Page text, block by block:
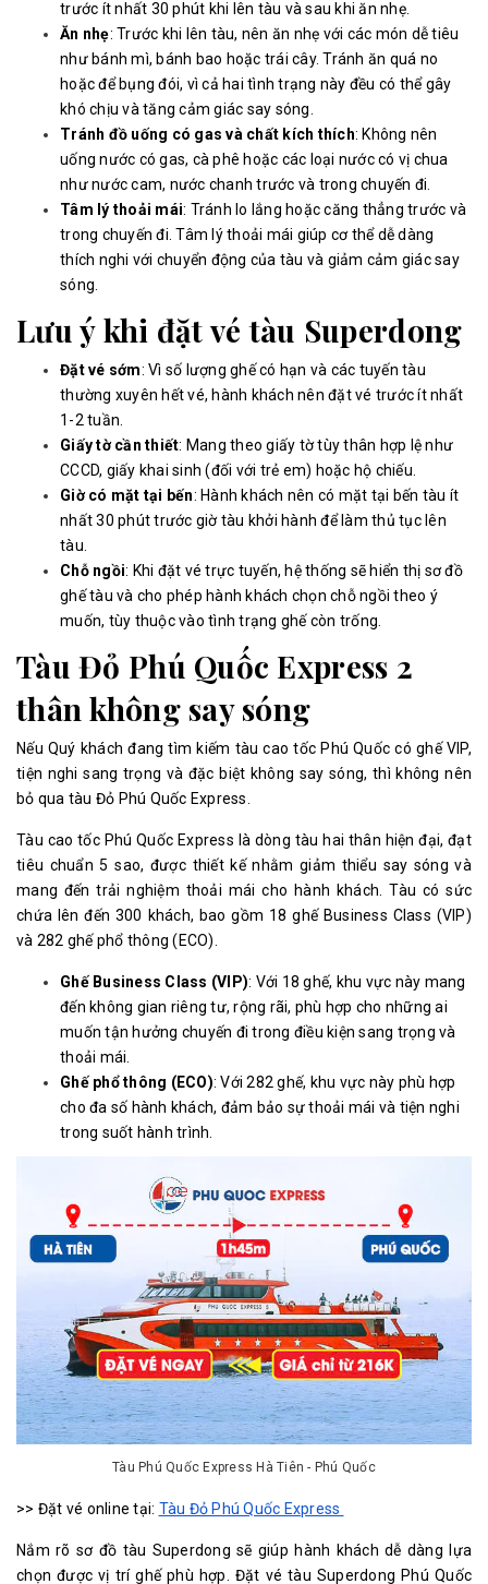
trước ít nhất 30 phút khi lên tàu và sau khi ăn nhẹ.
Ăn nhẹ: Trước khi lên tàu, nên ăn nhẹ với các món dễ tiêu
như bánh mì, bánh bao hoặc trái cây. Tránh ăn quá no
hoặc để bụng đói, vì cả hai tình trạng này đều có thể gây
khó chịu và tăng cảm giác say sóng.
Tránh đồ uống có gas và chất kích thích: Không nên
uống nước có gas, cà phê hoặc các loại nước có vị chua
như nước cam, nước chanh trước và trong chuyến đi.
Tâm lý thoải mái: Tránh lo lắng hoặc căng thẳng trước và
trong chuyến đi. Tâm lý thoải mái giúp cơ thể dễ dàng
thích nghi với chuyển động của tàu và giảm cảm giác say
sóng.
Lưu ý khi đặt vé tàu Superdong
Đặt vé sớm: Vì số lượng ghế có hạn và các tuyến tàu
thường xuyên hết vé, hành khách nên đặt vé trước ít nhất
1-2 tuần.
Giấy tờ cần thiết: Mang theo giấy tờ tùy thân hợp lệ như
CCCD, giấy khai sinh (đối với trẻ em) hoặc hộ chiếu.
Giờ có mặt tại bến: Hành khách nên có mặt tại bến tàu ít
nhất 30 phút trước giờ tàu khởi hành để làm thủ tục lên
tàu.
Chỗ ngồi: Khi đặt vé trực tuyến, hệ thống sẽ hiển thị sơ đồ
ghế tàu và cho phép hành khách chọn chỗ ngồi theo ý
muốn, tùy thuộc vào tình trạng ghế còn trống.
Tàu Đỏ Phú Quốc Express 2
thân không say sóng
Nếu Quý khách đang tìm kiếm tàu cao tốc Phú Quốc có ghế VIP,
tiện nghi sang trọng và đặc biệt không say sóng, thì không nên
bỏ qua tàu Đỏ Phú Quốc Express.
Tàu cao tốc Phú Quốc Express là dòng tàu hai thân hiện đại, đạt
tiêu chuẩn 5 sao, được thiết kế nhằm giảm thiểu say sóng và
mang đến trải nghiệm thoải mái cho hành khách. Tàu có sức
chứa lên đến 300 khách, bao gồm 18 ghế Business Class (VIP)
và 282 ghế phổ thông (ECO).
Ghế Business Class (VIP): Với 18 ghế, khu vực này mang
đến không gian riêng tư, rộng rãi, phù hợp cho những ai
muốn tận hưởng chuyến đi trong điều kiện sang trọng và
thoải mái.
Ghế phổ thông (ECO): Với 282 ghế, khu vực này phù hợp
cho đa số hành khách, đảm bảo sự thoải mái và tiện nghi
trong suốt hành trình.
Tàu Phú Quốc Express Hà Tiên - Phú Quốc
>> Đặt vé online tại: Tàu Đỏ Phú Quốc Express
Nắm rõ sơ đồ tàu Superdong sẽ giúp hành khách dễ dàng lựa
chọn được vị trí ghế phù hợp. Đặt vé tàu Superdong Phú Quốc